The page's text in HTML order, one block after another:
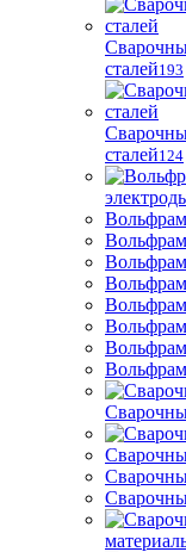
сталей193
сталей124